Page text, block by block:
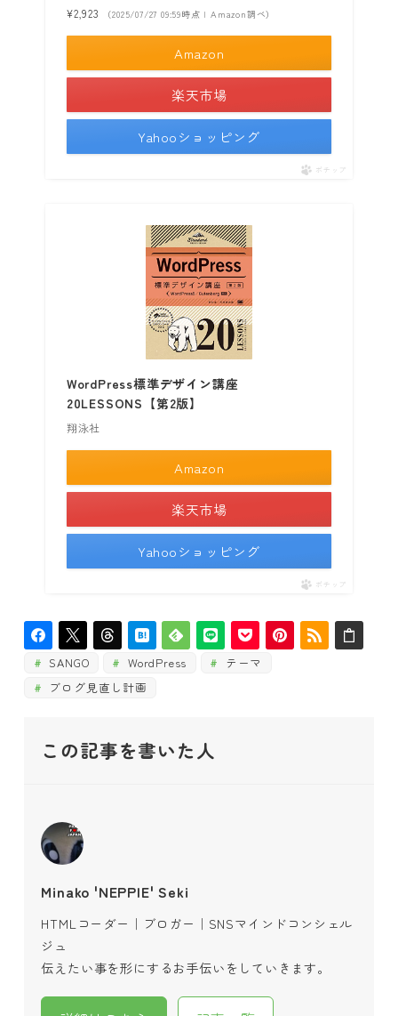
¥2,923
（2025/07/27 09:59時点 | Amazon調べ）
Amazon
楽天市場
Yahooショッピング
ポチップ
WordPress標準デザイン講座
20LESSONS【第2版】
翔泳社
Amazon
楽天市場
Yahooショッピング
ポチップ
SANGO WordPress
テーマ
ブログ見直し計画
この記事を書いた人
Minako 'NEPPIE' Seki
HTMLコーダー｜ブロガー｜SNSマインドコンシェル
ジュ
伝えたい事を形にするお手伝いをしていきます。